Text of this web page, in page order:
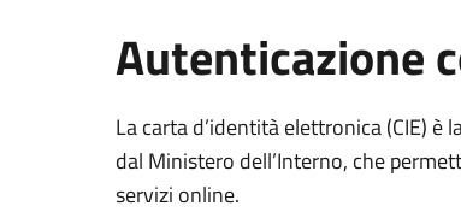
Autenticazione
La carta d’identità elettronica (CIE)
dal Ministero dell’Interno, che
servizi online.